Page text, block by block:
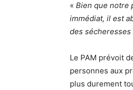
« Bien que notre
immédiat, il est
des
Le PAM prévoit
personnes aux
plus durement